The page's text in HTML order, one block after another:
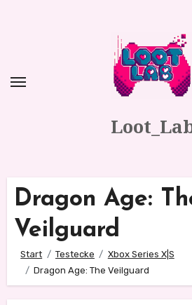
Dragon Age:
Veilguard
Start Testecke
Xbox Series X|S
Dragon Age: The Veilguard